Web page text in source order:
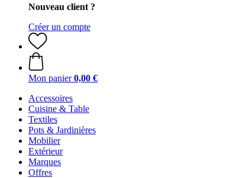
Nouveau client ?
Créer un compte
Mon panier 0,00 €
Accessoires
Cuisine & Table
Textiles
Pots & Jardinières
Mobilier
Extérieur
Marques
Offres